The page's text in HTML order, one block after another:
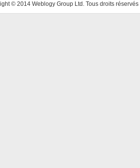
© 2014 Weblogy Group Ltd. Tous droits